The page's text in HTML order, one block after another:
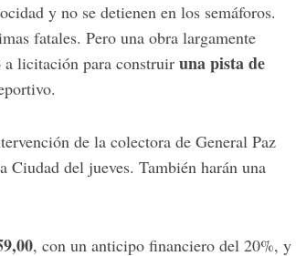
y no se detienen en los semáforos.
fatales. Pero una obra largamente
licitación para construir una pista de
de la colectora de General Paz
del jueves. También harán una
, con un anticipo financiero del 20%, y